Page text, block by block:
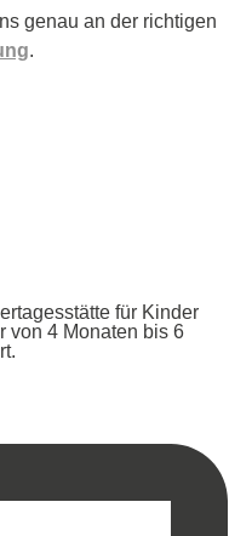
genau an der richtigen
.
für Kinder
von 4 Monaten bis 6